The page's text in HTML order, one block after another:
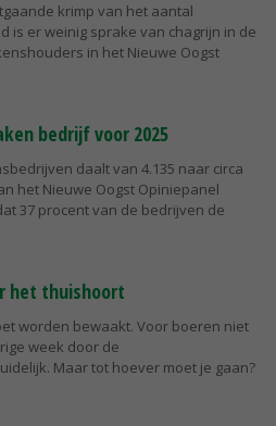
krimp van het aantal
is er weinig sprake van chagrijn in de
in het Nieuwe Oogst
bedrijf voor 2025
daalt van 4.135 naar circa
het Nieuwe Oogst Opiniepanel
37 procent van de bedrijven de
het thuishoort
worden bewaakt. Voor boeren niet
week door de
Maar tot hoever moet je gaan?